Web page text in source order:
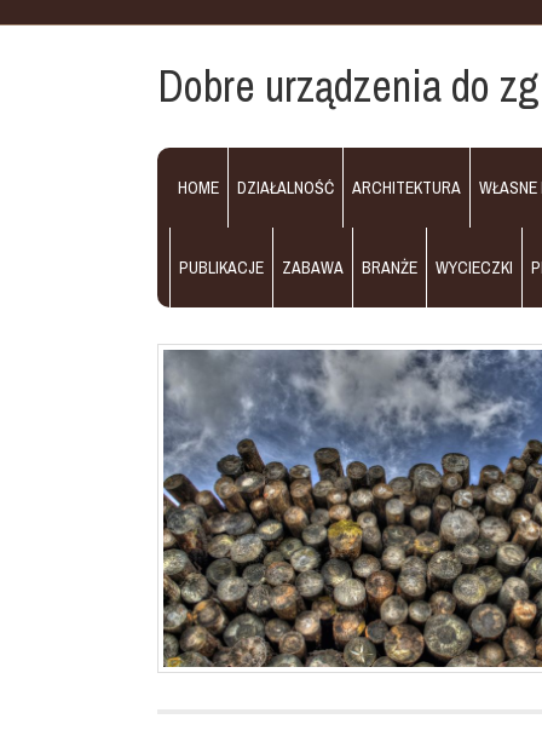
Dobre urządzenia do
HOME DZIAŁALNOŚĆ ARCHITEKTURA WŁASNE
PUBLIKACJE ZABAWA BRANŻE WYCIECZKI